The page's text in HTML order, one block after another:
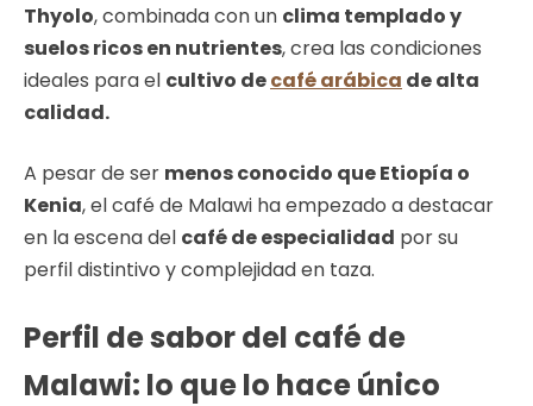
Thyolo, combinada con un clima templado y
suelos ricos en nutrientes, crea las condiciones
ideales para el cultivo decafé arábica de alta
calidad.
A pesar de ser menos conocido que Etiopía o
Kenia, el café de Malawi ha empezado a destacar
en la escena del café de especialidad por su
perfil distintivo y complejidad en taza.
Perfil de sabor del café de
Malawi: lo que lo hace único